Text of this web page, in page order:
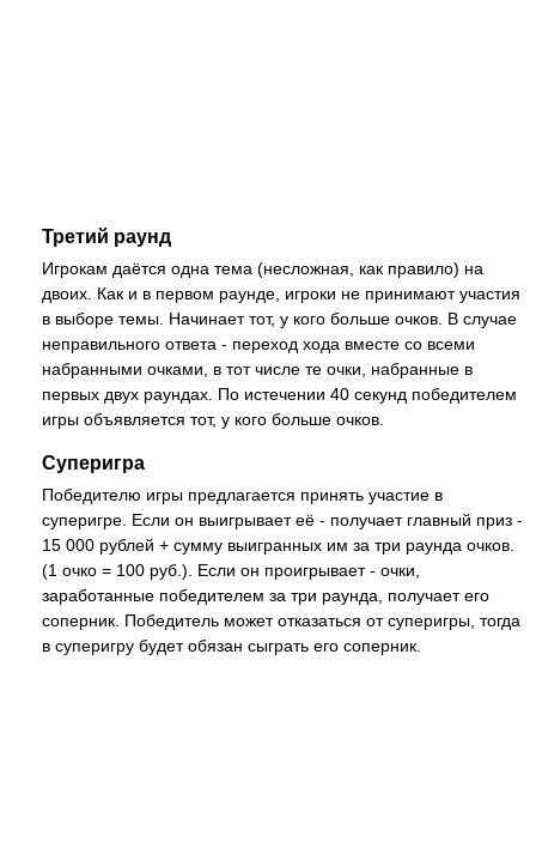
Третий раунд
Игрокам даётся одна тема (несложная, как правило) на
двоих. Как и в первом раунде, игроки не принимают участия
в выборе темы. Начинает тот, у кого больше очков. В случае
неправильного ответа - переход хода вместе со всеми
набранными очками, в тот числе те очки, набранные в
первых двух раундах. По истечении 40 секунд победителем
игры объявляется тот, у кого больше очков.
Суперигра
Победителю игры предлагается принять участие в
суперигре. Если он выигрывает её - получает главный приз -
15 000 рублей + сумму выигранных им за три раунда очков.
(1 очко = 100 руб.). Если он проигрывает - очки,
заработанные победителем за три раунда, получает его
соперник. Победитель может отказаться от суперигры, тогда
в суперигру будет обязан сыграть его соперник.